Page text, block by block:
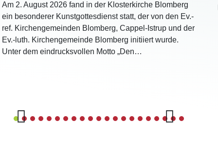
Previous
Am 2. August 2026 fand in der Klosterkirche Blomberg
ein besonderer Kunstgottesdienst statt, der von den Ev.-
ref. Kirchengemeinden Blomberg, Cappel-Istrup und der
Ev.-luth. Kirchengemeinde Blomberg initiiert wurde.
Unter dem eindrucksvollen Motto „Den…
Next
1 2 3 4 5 6 7 8 9 101112131415161718192021